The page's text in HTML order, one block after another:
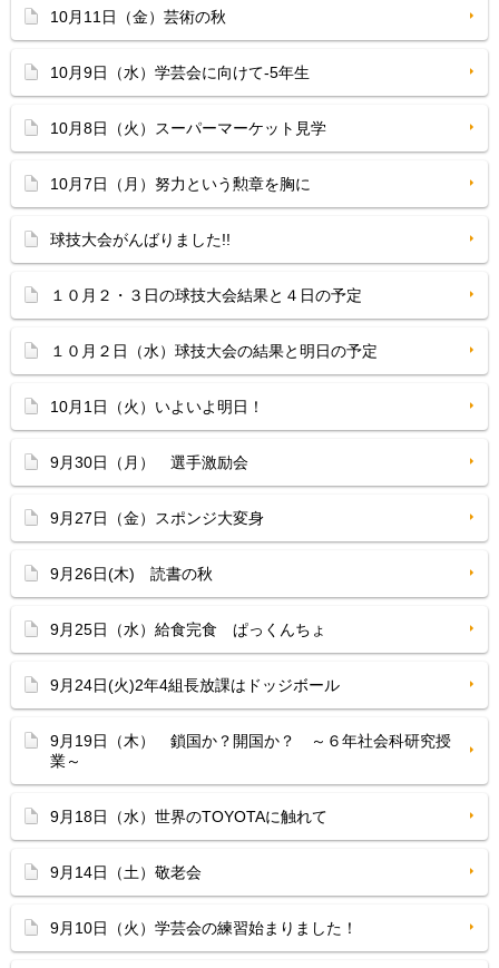
10月11日（金）芸術の秋
10月9日（水）学芸会に向けて-5年生
10月8日（火）スーパーマーケット見学
10月7日（月）努力という勲章を胸に
球技大会がんばりました!!
１０月２・３日の球技大会結果と４日の予定
１０月２日（水）球技大会の結果と明日の予定
10月1日（火）いよいよ明日！
9月30日（月） 選手激励会
9月27日（金）スポンジ大変身
9月26日(木) 読書の秋
9月25日（水）給食完食 ぱっくんちょ
9月24日(火)2年4組長放課はドッジボール
9月19日（木） 鎖国か？開国か？ ～６年社会科研究授
業～
9月18日（水）世界のTOYOTAに触れて
9月14日（土）敬老会
9月10日（火）学芸会の練習始まりました！